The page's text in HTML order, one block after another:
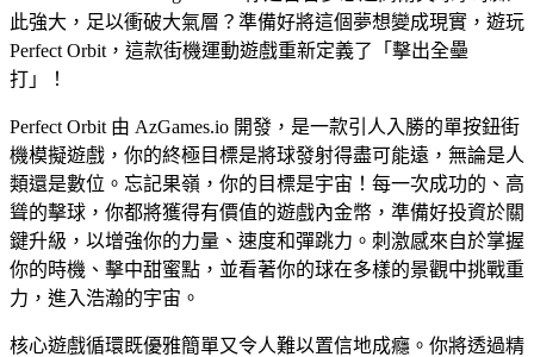
此強大，足以衝破大氣層？準備好將這個夢想變成現實，遊玩
Perfect Orbit，這款街機運動遊戲重新定義了「擊出全壘
打」！
Perfect Orbit 由 AzGames.io 開發，是一款引人入勝的單按鈕街
機模擬遊戲，你的終極目標是將球發射得盡可能遠，無論是人
類還是數位。忘記果嶺，你的目標是宇宙！每一次成功的、高
聳的擊球，你都將獲得有價值的遊戲內金幣，準備好投資於關
鍵升級，以增強你的力量、速度和彈跳力。刺激感來自於掌握
你的時機、擊中甜蜜點，並看著你的球在多樣的景觀中挑戰重
力，進入浩瀚的宇宙。
核心遊戲循環既優雅簡單又令人難以置信地成癮。你將透過精